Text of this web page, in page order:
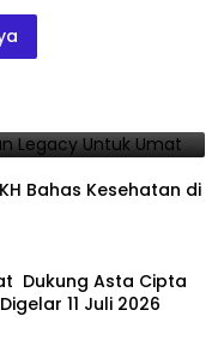
Bahas Kesehatan di
Dukung Asta Cipta
11 Juli 2026